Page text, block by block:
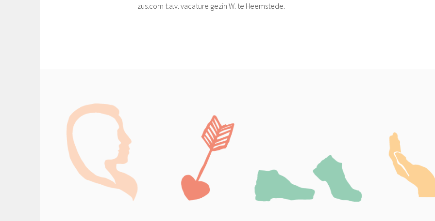
zus.com t.a.v. vacature gezin W. te Heemstede.